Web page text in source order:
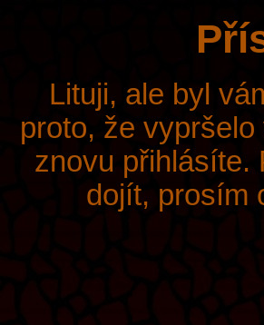
Lituji, ale byl
proto, že
znovu přihlásíte.
dojít, prosím